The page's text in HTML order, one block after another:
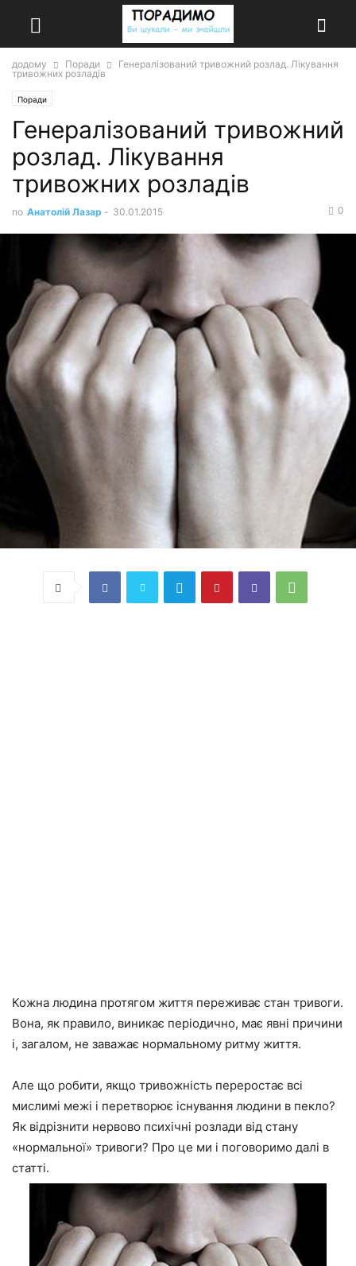
додому Поради
Генералізований тривожний розлад. Лікування
тривожних розладів
Поради
Генералізований тривожний
розлад. Лікування
тривожних розладів
по Анатолій Лазар - 30.01.2015 0
Кожна людина протягом життя переживає стан тривоги.
Вона, як правило, виникає періодично, має явні причини
і, загалом, не заважає нормальному ритму життя.
Але що робити, якщо тривожність переростає всі
мислимі межі і перетворює існування людини в пекло?
Як відрізнити нервово психічні розлади від стану
«нормальної» тривоги? Про це ми і поговоримо далі в
статті.